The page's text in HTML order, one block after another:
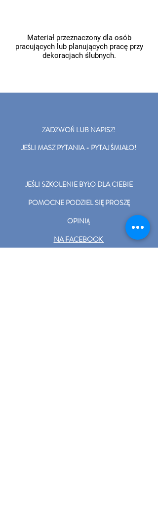
Materiał przeznaczony dla osób
pracujących lub planujących pracę przy
dekoracjach ślubnych.
ZADZWOŃ LUB NAPISZ!
JEŚLI MASZ PYTANIA - PYTAJ ŚMIAŁO!
JEŚLI SZKOLENIE BYŁO DLA CIEBIE
POMOCNE PODZIEL SIĘ PROSZĘ
OPINIĄ
NA FACEBOOK